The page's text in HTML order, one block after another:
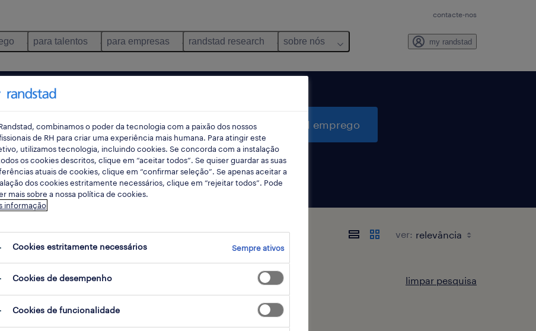
contacte-nos
para talentos para empresas randstad research sobre nós my randstad
pesquisar 1 emprego
Viseu encontradas para ti ver:
tipo de contrato limpar pesquisa
combinamos o poder da tecnologia com a paixão dos nossos
de RH para criar uma experiência mais humana. Para atingir este
utilizamos tecnologia, incluindo cookies. Se concorda com a instalação
os cookies descritos, clique em “aceitar todos”. Se quiser guardar as suas
atuais de cookies, clique em “confirmar seleção”. Se apenas aceitar a
dos cookies estritamente necessários, clique em “rejeitar todos”. Pode
mais sobre a nossa política de cookies.
informação
Cookies estritamente necessários Sempre ativos
Cookies de desempenho
Cookies de funcionalidade